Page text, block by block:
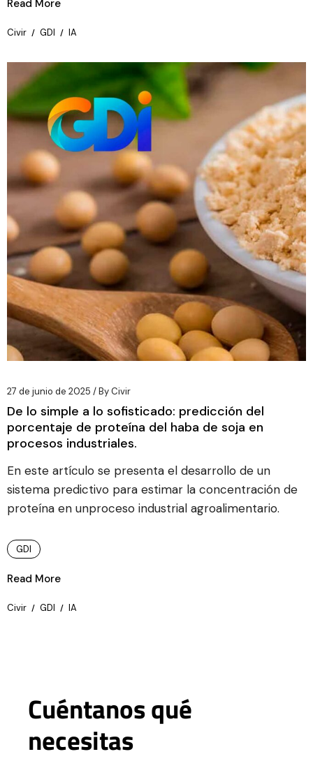
Read More
Civir GDI IA
27 de junio de 2025 ByCivir
De lo simple a lo sofisticado: predicción del
porcentaje de proteína del haba de soja en
procesos industriales.
En este artículo se presenta el desarrollo de un
sistema predictivo para estimar la concentración de
proteína en unproceso industrial agroalimentario.
GDI
Read More
Civir GDI IA
Cuéntanos qué
necesitas